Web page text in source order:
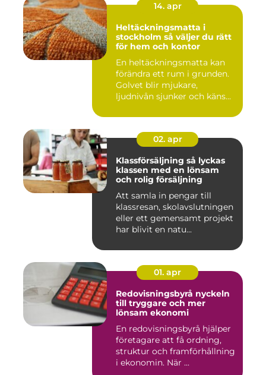
14. apr
Heltäckningsmatta i
stockholm så väljer du rätt
för hem och kontor
En heltäckningsmatta kan
förändra ett rum i grunden.
Golvet blir mjukare,
ljudnivån sjunker och käns...
02. apr
Klassförsäljning så lyckas
klassen med en lönsam
och rolig försäljning
Att samla in pengar till
klassresan, skolavslutningen
eller ett gemensamt projekt
har blivit en natu...
01. apr
Redovisningsbyrå nyckeln
till tryggare och mer
lönsam ekonomi
En redovisningsbyrå hjälper
företagare att få ordning,
struktur och framförhållning
i ekonomin. När ...